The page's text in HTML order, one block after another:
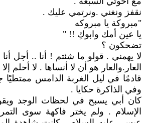
نقفز ونغني .ونرتمي عليك .
"مبروكة يا مبروكه
يا عين أمك وابوكِ !! "
تضحكون ؟
لا يهمني . قولو ما شئتم ! أنا .. أجل
العار.والعار هو أن لا أنساها . لا أحلم إلا
قادمًا في ليل الغربة الدامس
وفي الذاكرة حكايا .
كان أبي يسبح في لحظات الوجد
الإسلام . ولم يختر فاكهة سوى